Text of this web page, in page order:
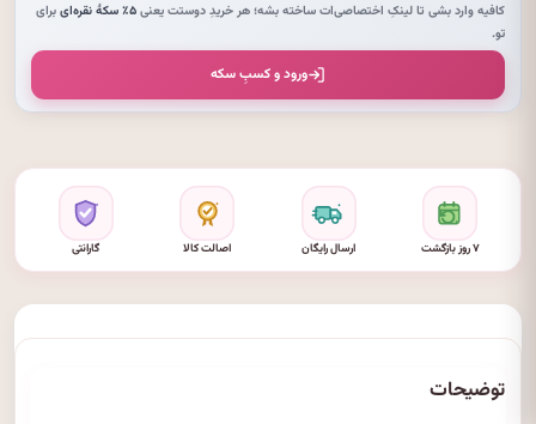
کافیه وارد بشی تا لینکِ اختصاصی‌ات ساخته بشه؛ هر خریدِ دوستت یعنی۵٪ سکهٔ نقره‌ای
برای
تو.
ورود و کسبِ سکه
۷ روز بازگشت ارسال رایگان اصالت کالا گارانتی
توضیحات